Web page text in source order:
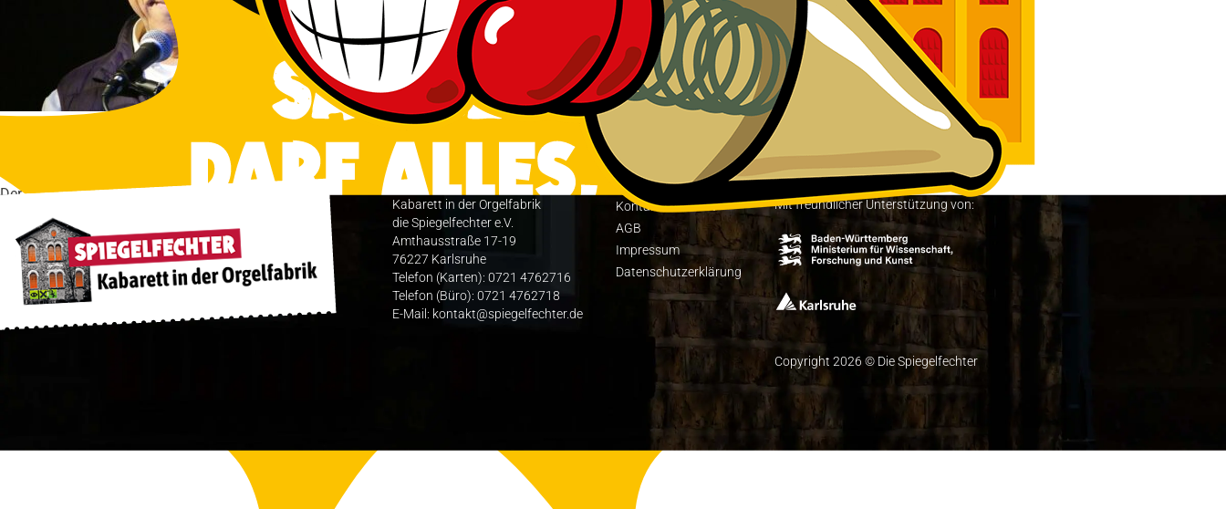
Thomas C. Breuer: Außer Rändle & Bändle
Der besondere Geburtstag: Baden-Württemberg wird 75! Thomas C.Breuer gibt den Festakt auf 2 Beinen.
Kabarett in der Orgelfabrik
die Spiegelfechter e.V.
Amthausstraße 17-19
76227 Karlsruhe
Telefon (Karten): 0721 4762716
Telefon (Büro): 0721 4762718
E-Mail: kontakt@spiegelfechter.de
Kon­takt / Anfahrt
AGB
Impres­sum
Daten­schutz­er­klä­rung
Mit freundlicher Unterstützung von:
Copyright 2026 © Die Spiegelfechter